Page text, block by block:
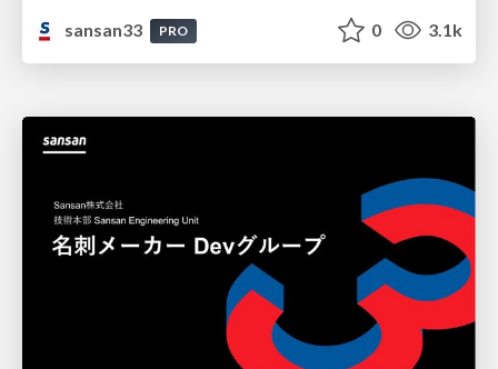
sansan33
PRO 0 3.1k